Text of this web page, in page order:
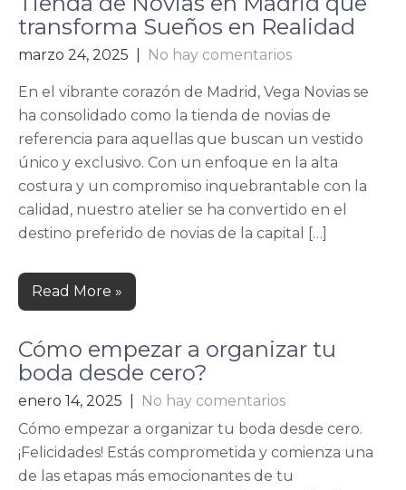
transforma Sueños en Realidad
marzo 24, 2025 No hay comentarios
En el vibrante corazón de Madrid, Vega Novias se
ha consolidado como la tienda de novias de
referencia para aquellas que buscan un vestido
único y exclusivo. Con un enfoque en la alta
costura y un compromiso inquebrantable con la
calidad, nuestro atelier se ha convertido en el
destino preferido de novias de la capital […]
Read More »
Cómo empezar a organizar tu
boda desde cero?
enero 14, 2025
No hay comentarios
Cómo empezar a organizar tu boda desde cero.
¡Felicidades! Estás comprometida y comienza una
de las etapas más emocionantes de tu